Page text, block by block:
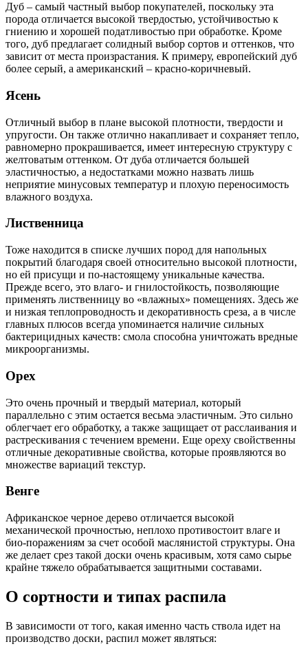
Дуб – самый частный выбор покупателей, поскольку эта
порода отличается высокой твердостью, устойчивостью к
гниению и хорошей податливостью при обработке. Кроме
того, дуб предлагает солидный выбор сортов и оттенков, что
зависит от места произрастания. К примеру, европейский дуб
более серый, а американский – красно-коричневый.
Ясень
Отличный выбор в плане высокой плотности, твердости и
упругости. Он также отлично накапливает и сохраняет тепло,
равномерно прокрашивается, имеет интересную структуру с
желтоватым оттенком. От дуба отличается большей
эластичностью, а недостатками можно назвать лишь
неприятие минусовых температур и плохую переносимость
влажного воздуха.
Лиственница
Тоже находится в списке лучших пород для напольных
покрытий благодаря своей относительно высокой плотности,
но ей присущи и по-настоящему уникальные качества.
Прежде всего, это влаго- и гнилостойкость, позволяющие
применять лиственницу во «влажных» помещениях. Здесь же
и низкая теплопроводность и декоративность среза, а в числе
главных плюсов всегда упоминается наличие сильных
бактерицидных качеств: смола способна уничтожать вредные
микроорганизмы.
Орех
Это очень прочный и твердый материал, который
параллельно с этим остается весьма эластичным. Это сильно
облегчает его обработку, а также защищает от расслаивания и
растрескивания с течением времени. Еще ореху свойственны
отличные декоративные свойства, которые проявляются во
множестве вариаций текстур.
Венге
Африканское черное дерево отличается высокой
механической прочностью, неплохо противостоит влаге и
био-поражениям за счет особой маслянистой структуры. Она
же делает срез такой доски очень красивым, хотя само сырье
крайне тяжело обрабатывается защитными составами.
О сортности и типах распила
В зависимости от того, какая именно часть ствола идет на
производство доски, распил может являться: